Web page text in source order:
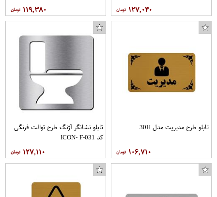
۱۲۷,۰۴۰ ۱۱۹,۳۸۰
تابلو طرح مدیریت مدل 30H
۱۰۶,۷۱۰
تابلو نشانگر آژنگ طرح توالت فرنگی
کد ICON- F-031
۱۲۷,۱۱۰